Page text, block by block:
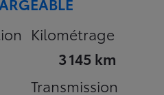
Kilométrage
3 145 km
Transmission